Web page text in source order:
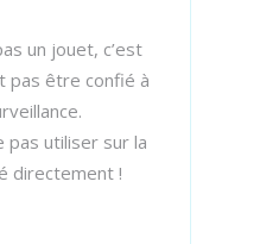
un jouet, c’est
pas être confié à
pas utiliser sur la
directement !